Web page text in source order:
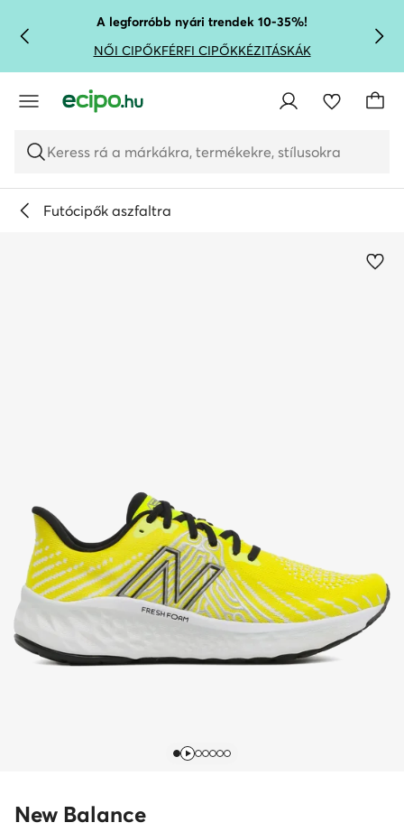
UGRÁS A FŐ TARTALOMRA
UGRÁS A KERESÉSHEZA legforróbb nyári trendek 10-35%!
NŐI CIPŐKFÉRFI CIPŐKKÉZITÁSKÁK
Keress rá a márkákra, termékekre, stílusokra
Futócipők aszfaltra
New Balance